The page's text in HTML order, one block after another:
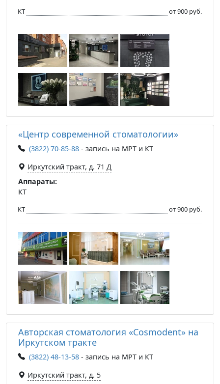
КТ от 900 руб.
«Центр современной стоматологии»
(3822) 70-85-88 - запись на МРТ и КТ
​Иркутский тракт, д. 71 Д
Аппараты:
КТ
КТ от 900 руб.
Авторская стоматология «Cosmodent» на
Иркутском тракте
(3822) 48-13-58 - запись на МРТ и КТ
Иркутский тракт, д. 5